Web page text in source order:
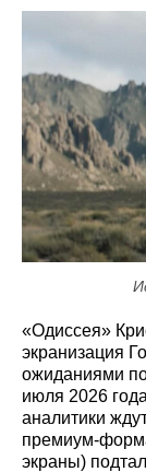
«Одиссея»
экранизация
ожиданиями
июля 2026
аналитики
премиум-
экраны)